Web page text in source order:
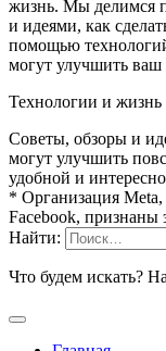
жизнь. Мы делимся
и идеями, как
помощью
могут улучшить ваш
Технологии и
Советы, обзоры и
могут улучшить
удобной и
* Организация Meta,
Facebook, признаны
Найти:
Что будем искать?